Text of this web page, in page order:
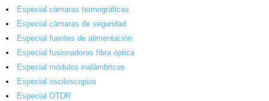
Especial cámaras termográficas
Especial cámaras de seguridad
Especial fuentes de alimentación
Especial fusionadoras fibra óptica
Especial módulos inalámbricos
Especial osciloscopios
Especial OTDR